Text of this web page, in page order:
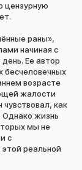
цензурную
раны»,
начиная с
Ее автор
бесчеловечных
возрасте
жалости
как
Однако жизнь
мы не
с
реальной